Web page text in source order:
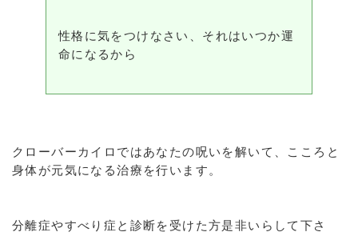
性格に気をつけなさい、それはいつか運
命になるから
クローバーカイロではあなたの呪いを解いて、こころと
身体が元気になる治療を行います。
分離症やすべり症と診断を受けた方是非いらして下さ